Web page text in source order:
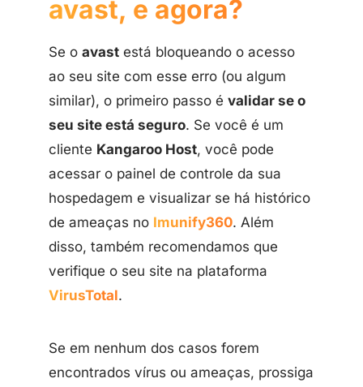
avast, e agora?
Se o avast está bloqueando o acesso
ao seu site com esse erro (ou algum
similar), o primeiro passo é validar se o
seu site está seguro. Se você é um
cliente Kangaroo Host, você pode
acessar o painel de controle da sua
hospedagem e visualizar se há histórico
de ameaças no Imunify360. Além
disso, também recomendamos que
verifique o seu site na plataforma
VirusTotal.
Se em nenhum dos casos forem
encontrados vírus ou ameaças, prossiga